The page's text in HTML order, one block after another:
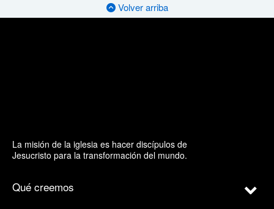
Volver arriba
La misión de la iglesia es hacer discípulos de
Jesucristo para la transformación del mundo.
Qué creemos